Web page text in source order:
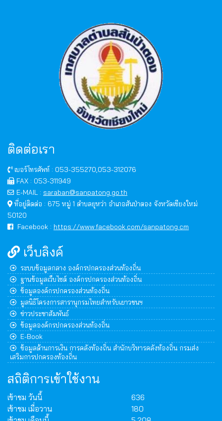
ติดต่อเรา
เบอร์โทรศัพท์ : 053-355270,053-312076
FAX : 053-311949
E-MAIL : saraban@sanpatong.go.th
ที่อยู่ติดต่อ : 675 หมู่ 1 ตำบลยุหว่า อำเภอสันป่าตอง จังหวัดเชียงใหม่
50120
Facebook : https://www.facebook.com/sanpatong.cm
เว็บลิงค์
ระบบข้อมูลกลาง องค์กรปกครองส่วนท้องถิ่น
ฐานข้อมูลเว็บไซต์ องค์กรปกครองส่วนท้องถิ่น
ข้อมูลองค์กรปกครองส่วนท้องถิ่น
มูลนิธิโครงการสารานุกรมไทยสำหรับเยาวชนฯ
ข่าวประชาสัมพันธ์
ข้อมูลองค์กรปกครองส่วนท้องถิ่น
E-Book
ข้อมูลด้านการเงิน การคลังท้องถิ่น สำนักบริหารคลังท้องถิ่น กรมส่ง
เสริมการปกครองท้องถิ่น
สถิติการเข้าใช้งาน
เข้าชม วันนี้
636
เข้าชม เมื่อวาน
180